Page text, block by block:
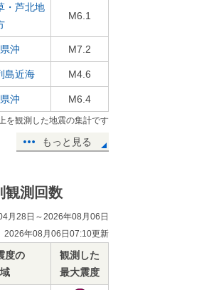
・芦北地
M6.1
沖 M7.2
島近海 M4.6
沖 M6.4
を観測した地震の集計です
もっと見る
観測回数
月28日～2026年08月06日
2026年08月06日07:10更新
度の
観測した
最大震度